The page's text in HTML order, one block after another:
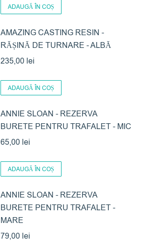
ADAUGĂ ÎN COȘ
AMAZING CASTING RESIN -
RĂȘINĂ DE TURNARE - ALBĂ
235,00 lei
ADAUGĂ ÎN COȘ
ANNIE SLOAN - REZERVA
BURETE PENTRU TRAFALET - MIC
65,00 lei
ADAUGĂ ÎN COȘ
ANNIE SLOAN - REZERVA
BURETE PENTRU TRAFALET -
MARE
79,00 lei